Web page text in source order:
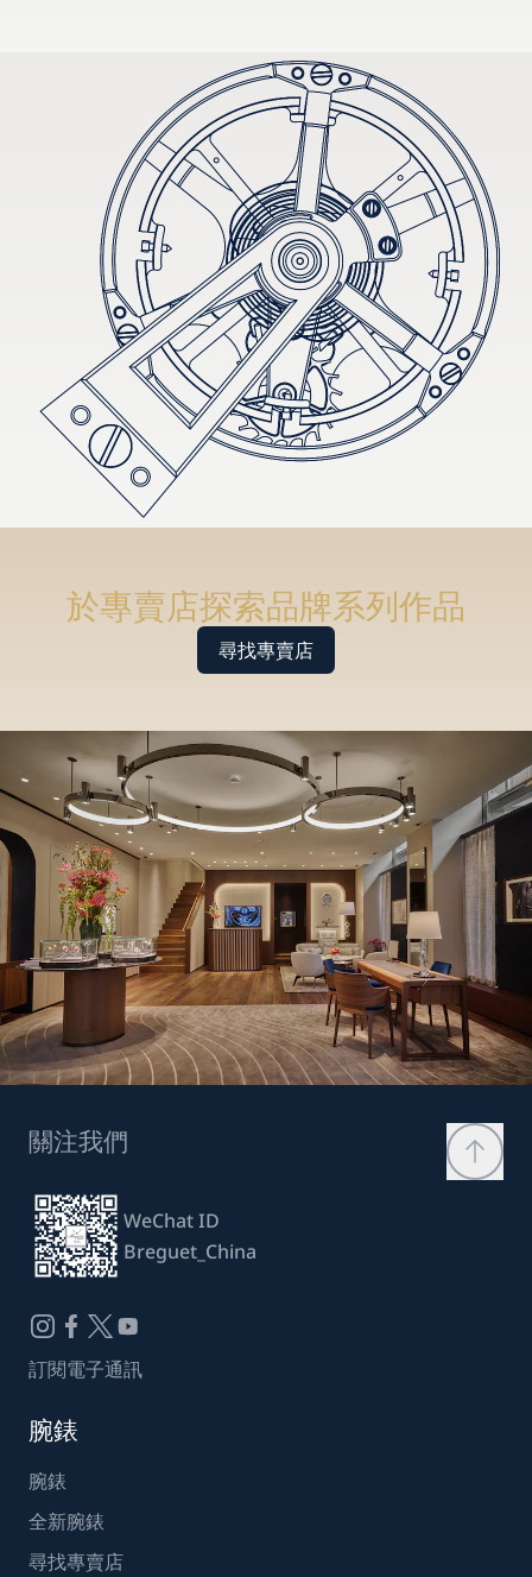
於專賣店探索品牌系列作品
尋找專賣店
關注我們
WeChat ID
Breguet_China
訂閱電子通訊
腕錶
腕錶
全新腕錶
尋找專賣店